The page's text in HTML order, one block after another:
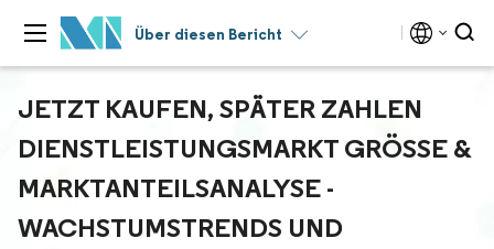
Über diesen Bericht
JETZT KAUFEN, SPÄTER ZAHLEN
DIENSTLEISTUNGSMARKT GRÖSSE & M
ARKTANTEILSANALYSE - W
ACHSTUMSTRENDS UND P